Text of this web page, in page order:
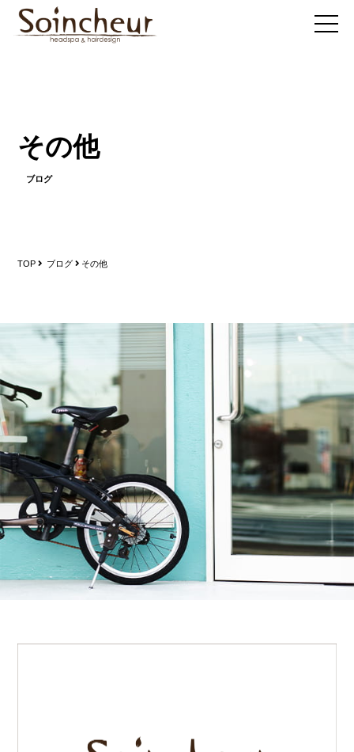
その他
ブログ
TOP ブログ その他